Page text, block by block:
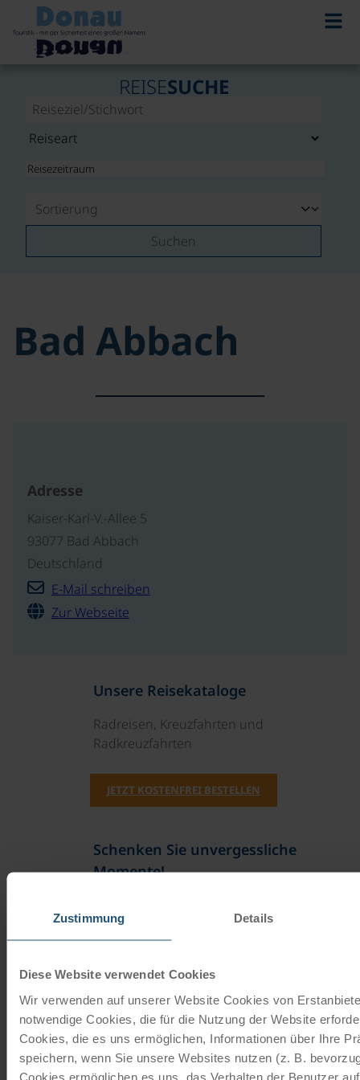
Zustimmung Details
Diese Website verwendet Cookies
Wir verwenden auf unserer Website Cookies von
notwendige Cookies, die für die Nutzung der Website
Cookies, die es uns ermöglichen, Informationen über Ihre
speichern, wenn Sie unsere Websites nutzen (z. B.
Cookies ermöglichen es uns, das Verhalten der Benutzer
REISESUCHE
Suchen
Bad Abbach
Adresse
Kaiser-Karl-V.-Allee 5
93077 Bad Abbach
Deutschland
E-Mail schreiben
Zur Webseite
Unsere Reisekataloge
Radreisen, Kreuzfahrten und
Radkreuzfahrten
JETZT KOSTENFREI BESTELLEN
Schenken Sie unvergessliche
Momente!
immer das passende Geschenk.
JETZT BESTELLEN
Newsletter abonnieren
TOP-Angebote, Aktionen - Immer auf dem